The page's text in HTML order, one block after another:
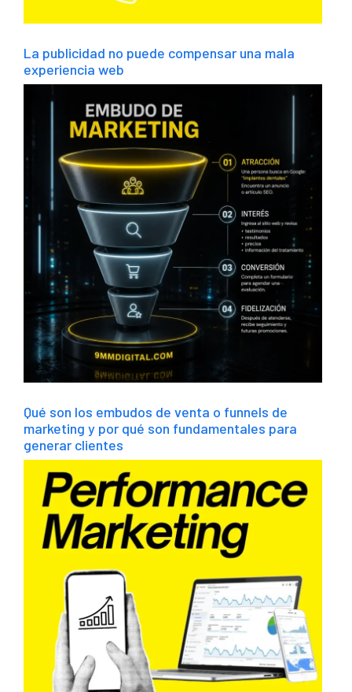
La publicidad no puede compensar una mala
experiencia web
Qué son los embudos de venta o funnels de
marketing y por qué son fundamentales para
generar clientes